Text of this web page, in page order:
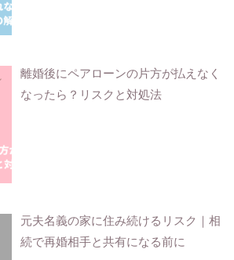
離婚後にペアローンの片方が払えなく
なったら？リスクと対処法
元夫名義の家に住み続けるリスク｜相
続で再婚相手と共有になる前に